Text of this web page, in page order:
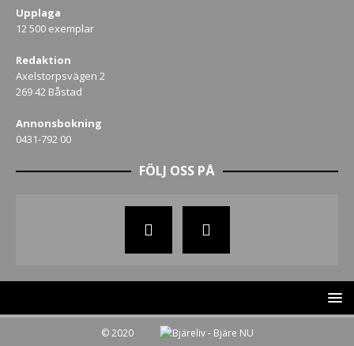
Upplaga
12 500 exemplar
Redaktion
Axelstorpsvägen 2
269 42 Båstad
Annonsbokning
0431-792 00
FÖLJ OSS PÅ
© 2020